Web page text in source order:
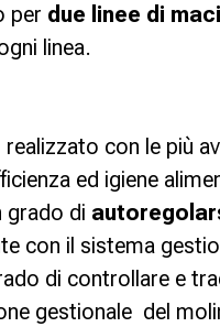
per due linee di
linea.
con le più
ed igiene
grado di
con il sistema
di controllare e
gestionale del